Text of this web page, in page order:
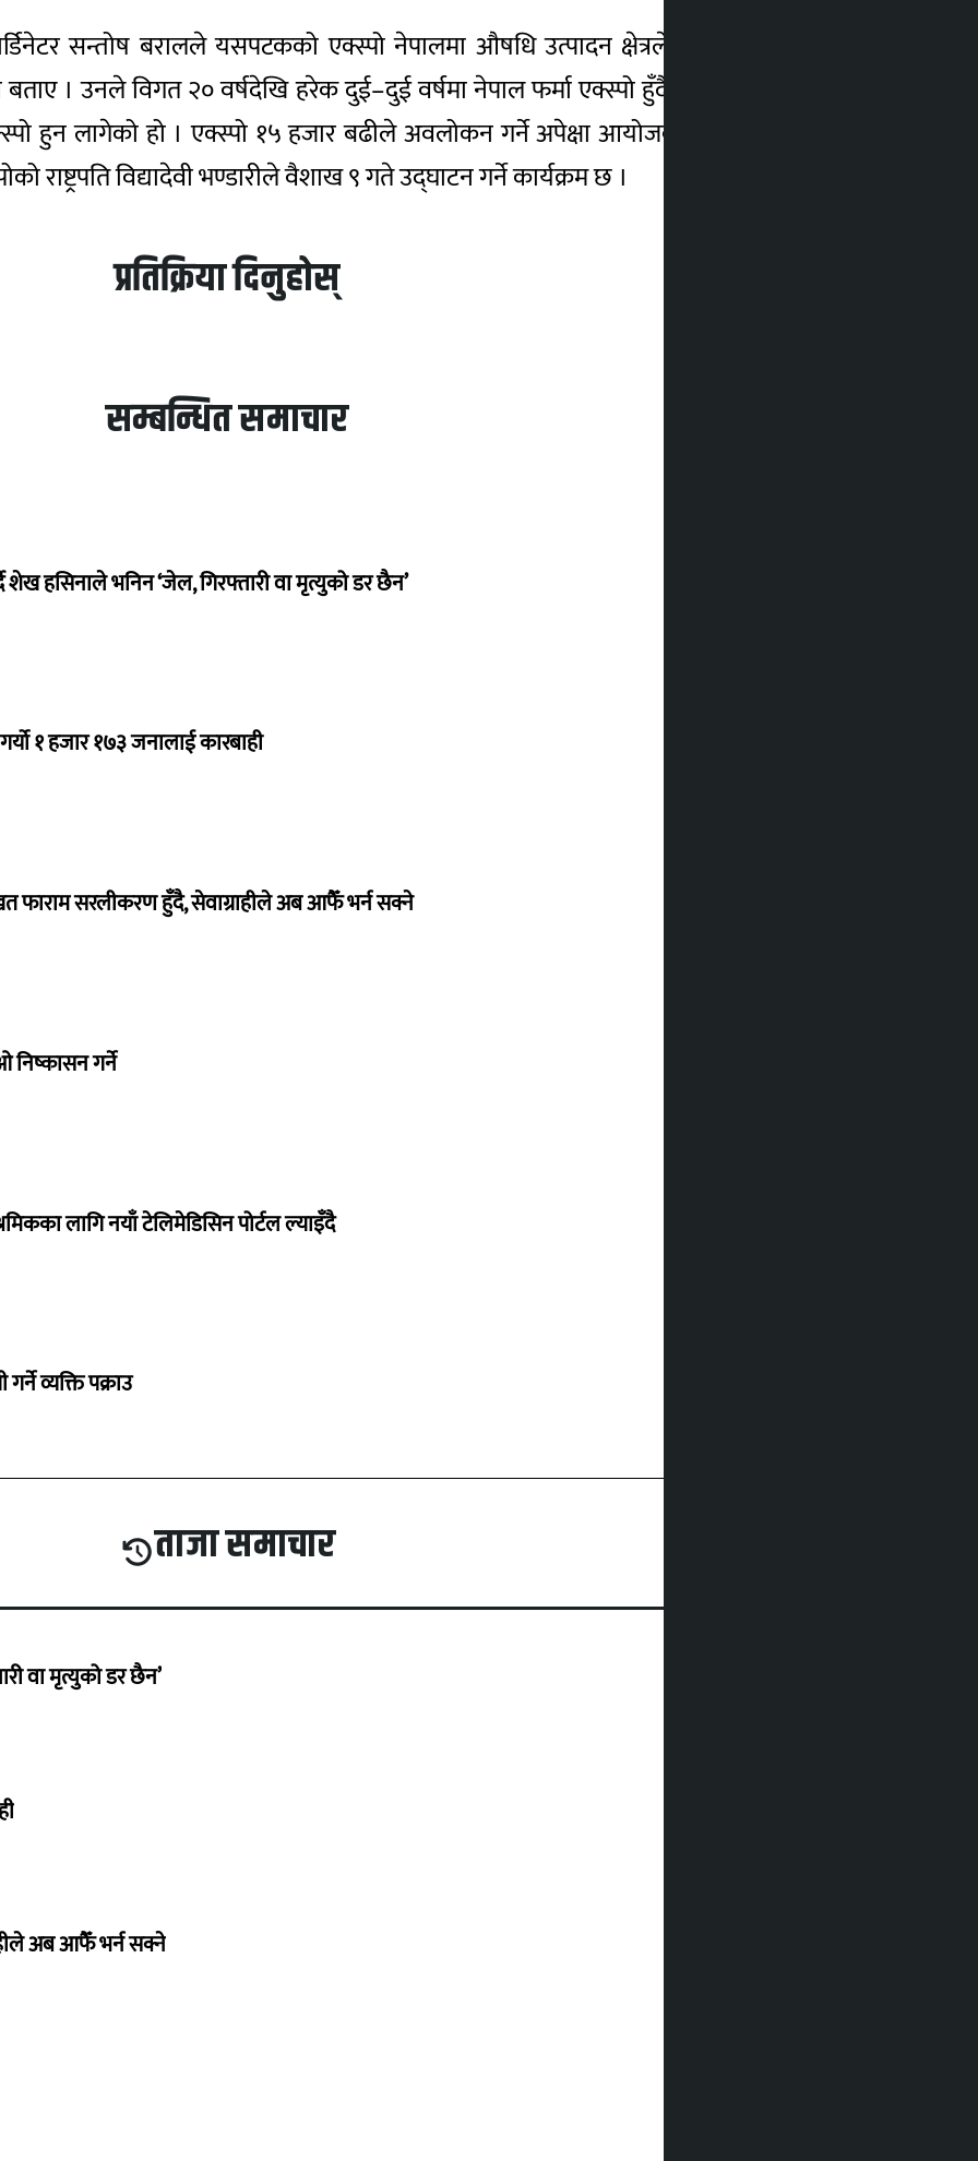
सन्तोष बरालले यसपटकको एक्स्पो नेपालमा औषधि उत्पादन क्षेत्रले अँगाल्दै आएको ज्ञान तथा
हुने बताए । उनले विगत २० वर्षदेखि हरेक दुई–दुई वर्षमा नेपाल फर्मा एक्स्पो हुँदै आएको भए पनि कोभिडका
हुन लागेको हो । एक्स्पो १५ हजार बढीले अवलोकन गर्ने अपेक्षा आयोजकको छ । यसअघिको सातौँ
राष्ट्रपति विद्यादेवी भण्डारीले वैशाख ९ गते उद्घाटन गर्ने कार्यक्रम छ ।
प्रतिक्रिया दिनुहोस्
सम्बन्धित समाचार
शेख हसिनाले भनिन ‘जेल, गिरफ्तारी वा मृत्युको डर छैन’
गर्यो १ हजार १७३ जनालाई कारबाही
फाराम सरलीकरण हुँदै, सेवाग्राहीले अब आफैँ भर्न सक्ने
निष्कासन गर्ने
लागि नयाँ टेलिमेडिसिन पोर्टल ल्याइँदै
व्यक्ति पक्राउ
ताजा समाचार
वा मृत्युको डर छैन’
अब आफैँ भर्न सक्ने